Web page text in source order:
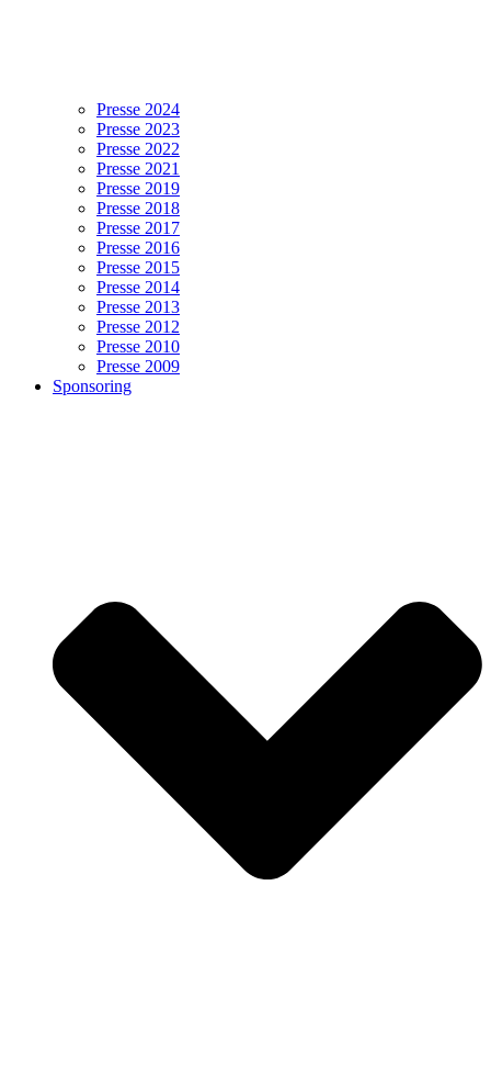
Presse 2024
Presse 2023
Presse 2022
Presse 2021
Presse 2019
Presse 2018
Presse 2017
Presse 2016
Presse 2015
Presse 2014
Presse 2013
Presse 2012
Presse 2010
Presse 2009
Sponsoring